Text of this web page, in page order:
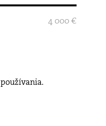
4 000 €
používania.